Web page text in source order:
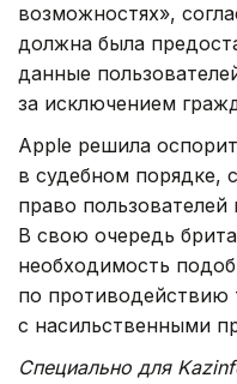
возможностях»,
должна была
данные
за исключением
Apple решила
в судебном порядке,
право
В свою очередь
необходимость
по противодействию
с насильственными
Специально для